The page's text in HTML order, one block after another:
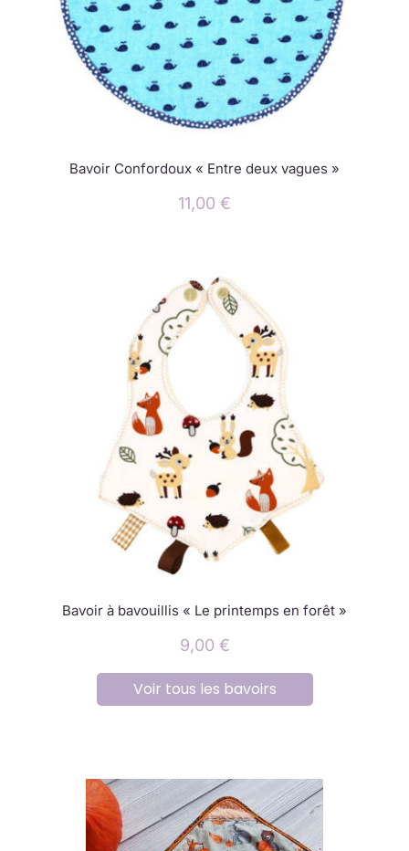
Bavoir Confordoux « Entre deux vagues »
11,00 €
Bavoir à bavouillis « Le printemps en forêt »
9,00 €
Voir tous les bavoirs